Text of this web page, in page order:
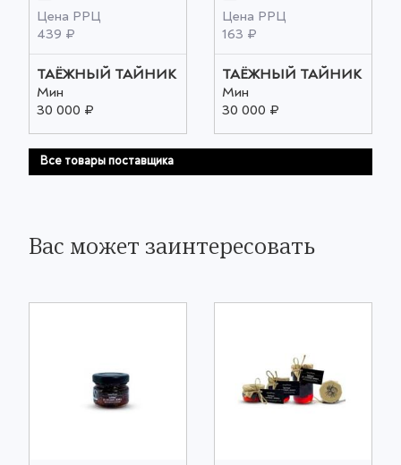
Цена РРЦ
439 ₽
ТАЁЖНЫЙ ТАЙНИК
Мин
30 000 ₽
Цена РРЦ
163 ₽
ТАЁЖНЫЙ ТАЙНИК
Мин
30 000 ₽
Все товары поставщика
Вас может заинтересовать